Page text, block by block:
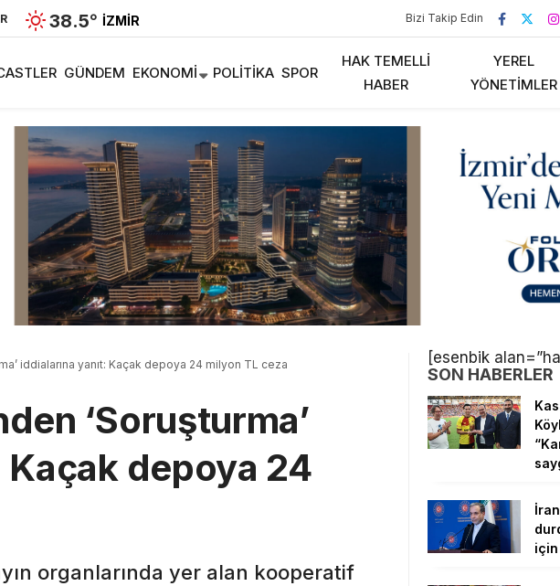
38.5° İZMIR Bizi Takip Edin
GÜNDEM EKONOMI POLITIKA SPOR
HAK TEMELLI
HABER
YEREL
YÖNETIMLER
iddialarına yanıt: Kaçak depoya 24 milyon TL ceza
‘Soruşturma’
Kaçak depoya 24
organlarında yer alan kooperatif
[esenbik
SON HABERLER
için